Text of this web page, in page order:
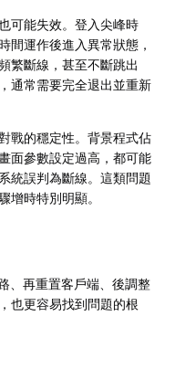
可能失效。登入尖峰時
間運作後進入異常狀態，
繁斷線，甚至不斷跳出
通常需要完全退出並重新
戰的穩定性。背景程式佔
面參數設定過高，都可能
統誤判為斷線。這類問題
增時特別明顯。
、再重置客戶端、後調整
也更容易找到問題的根